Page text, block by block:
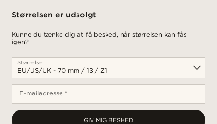
Størrelsen er udsolgt
Kunne du tænke dig at få besked, når størrelsen kan fås
igen?
Størrelse
E-mailadresse *
GIV MIG BESKED